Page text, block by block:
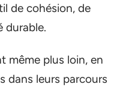
de cohésion, de
durable.
même plus loin, en
dans leurs parcours